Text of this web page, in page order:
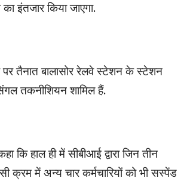
इंतजार किया जाएगा.
पर तैनात बालासोर रेलवे स्टेशन के स्टेशन
तकनीशियन शामिल हैं.
हाल ही में सीबीआई द्वारा जिन तीन
क्रम में अन्य चार कर्मचारियों को भी सस्पेंड